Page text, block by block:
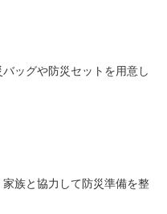
ッグや防災セットを用意し
族と協力して防災準備を整